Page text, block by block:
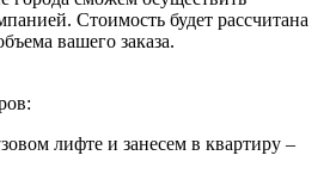
Стоимость будет рассчитана
вашего заказа.
лифте и занесем в квартиру –